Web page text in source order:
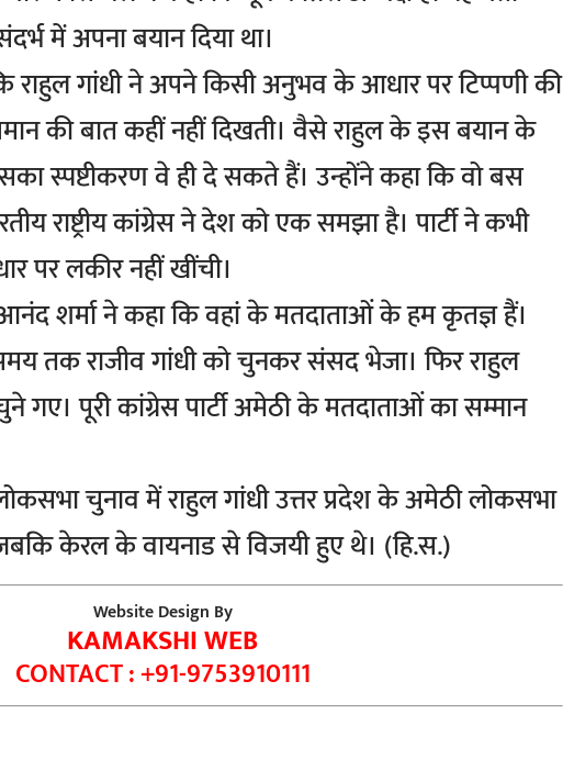
में अपना बयान दिया था।
राहुल गांधी ने अपने किसी अनुभव के आधार पर टिप्पणी की
की बात कहीं नहीं दिखती। वैसे राहुल के इस बयान के
स्पष्टीकरण वे ही दे सकते हैं। उन्होंने कहा कि वो बस
राष्ट्रीय कांग्रेस ने देश को एक समझा है। पार्टी ने कभी
पर लकीर नहीं खींची।
शर्मा ने कहा कि वहां के मतदाताओं के हम कृतज्ञ हैं।
तक राजीव गांधी को चुनकर संसद भेजा। फिर राहुल
गए। पूरी कांग्रेस पार्टी अमेठी के मतदाताओं का सम्मान
चुनाव में राहुल गांधी उत्तर प्रदेश के अमेठी लोकसभा
केरल के वायनाड से विजयी हुए थे। (हि.स.)
Website Design By
KAMAKSHI WEB
CONTACT : +91-9753910111